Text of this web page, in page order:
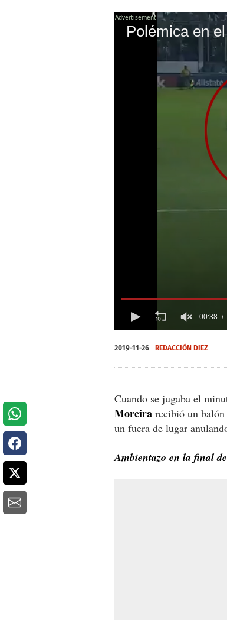
seconds
of
00:38
X
2019-11-26 REDACCIÓN DIEZ
Cuando se jugaba el
Moreira recibió un
un fuera de lugar
Ambientazo en la final